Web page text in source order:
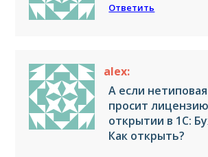
Ответить
alex:
А если
просит
открытии в 1С:
Как открыть?